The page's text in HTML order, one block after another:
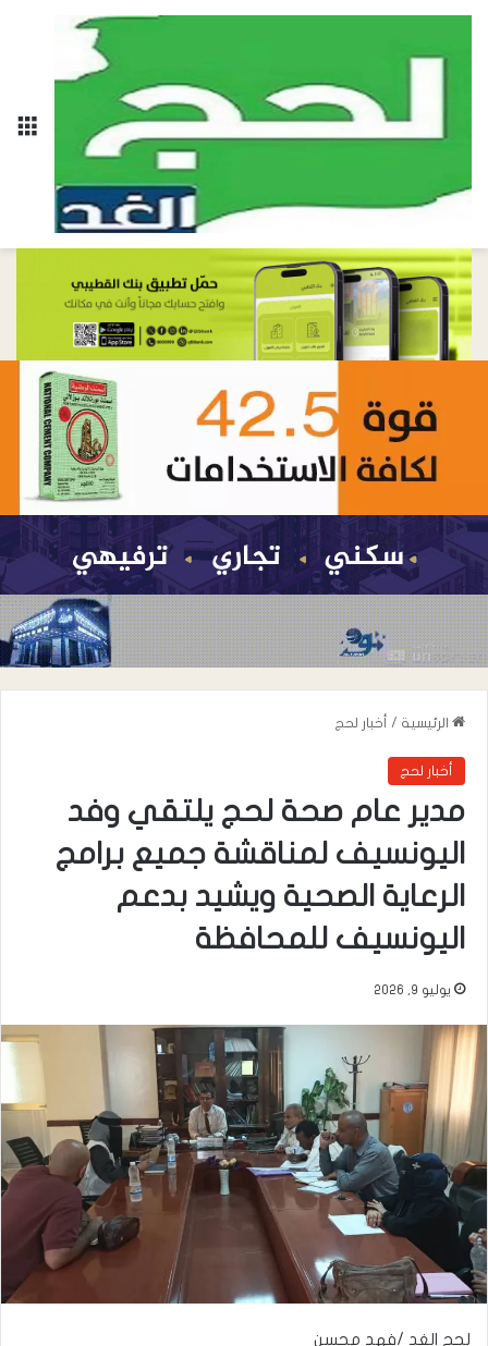
الرئيسية / أخبار لحج
أخبار لحج
مدير عام صحة لحج يلتقي وفد
اليونسيف لمناقشة جميع برامج
الرعاية الصحية ويشيد بدعم
اليونسيف للمحافظة
يوليو 9, 2026
لحج الغد /فهد محسن